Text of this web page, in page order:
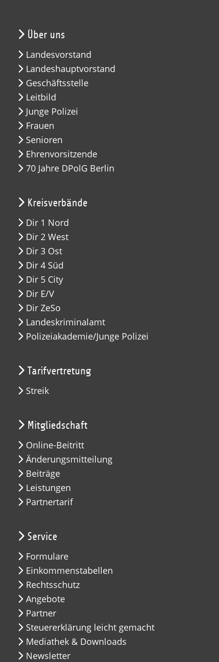
Über uns
Landesvorstand
Landeshauptvorstand
Geschäftsstelle
Leitbild
Junge Polizei
Frauen
Senioren
Ehrenvorsitzende
70 Jahre DPolG Berlin
Kreisverbände
Dir 1 Nord
Dir 2 West
Dir 3 Ost
Dir 4 Süd
Dir 5 City
Dir E/V
Dir ZeSo
Landeskriminalamt
Polizeiakademie/Junge Polizei
Tarifvertretung
Streik
Mitgliedschaft
Online-Beitritt
Änderungsmitteilung
Beiträge
Leistungen
Partnertarif
Service
Formulare
Einkommenstabellen
Rechtsschutz
Angebote
Partner
Steuererklärung leicht gemacht
Mediathek & Downloads
Newsletter